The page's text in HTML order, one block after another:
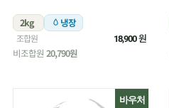
2kg 냉장
조합원 18,900원
비조합원 20,790원
바우처